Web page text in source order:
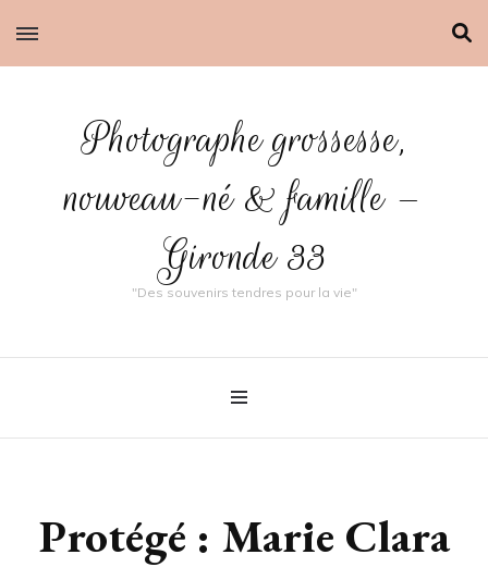
Photographe grossesse,
nouveau-né & famille –
Gironde 33
"Des souvenirs tendres pour la vie"
Protégé : Marie Clara